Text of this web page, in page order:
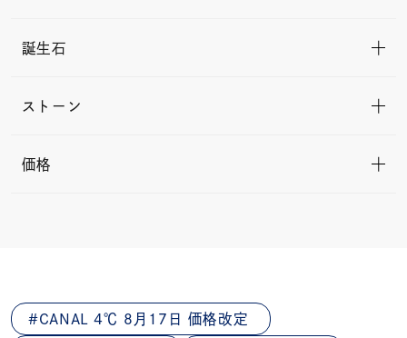
誕生石
ストーン
価格
CANAL 4℃ 8月17日 価格改定